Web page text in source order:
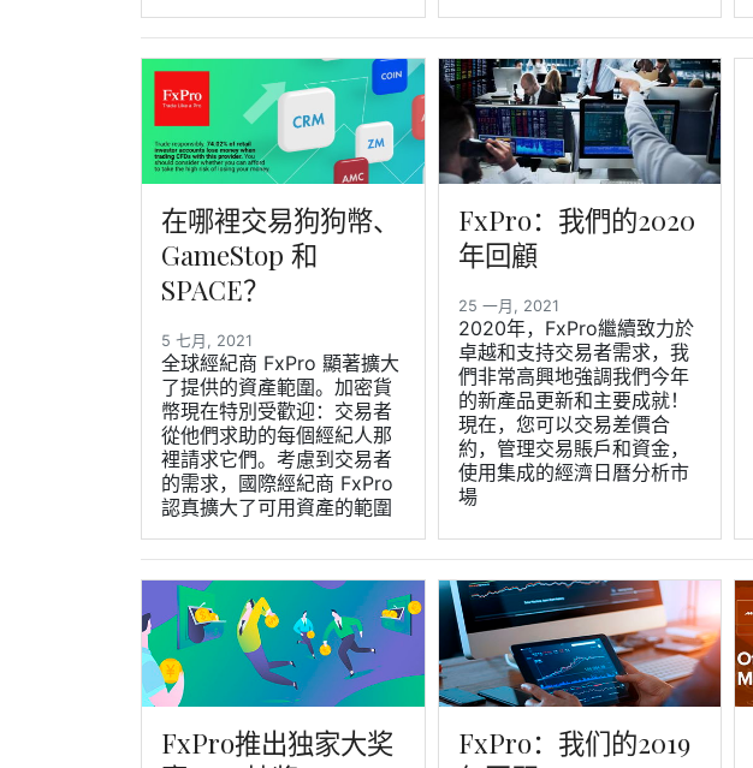
在哪裡交易狗狗幣、
GameStop 和
SPACE？
5 七月, 2021
全球經紀商 FxPro 顯著擴大
了提供的資產範圍。加密貨
幣現在特別受歡迎：交易者
從他們求助的每個經紀人那
裡請求它們。考慮到交易者
的需求，國際經紀商 FxPro
認真擴大了可用資產的範圍
FxPro：我們的2020
年回顧
25 一月, 2021
2020年，FxPro繼續致力於
卓越和支持交易者需求，我
們非常高興地強調我們今年
的新產品更新和主要成就！
現在，您可以交易差價合
約，管理交易賬戶和資金，
使用集成的經濟日曆分析市
場
FxPro推出独家大奖
FxPro：我们的2019